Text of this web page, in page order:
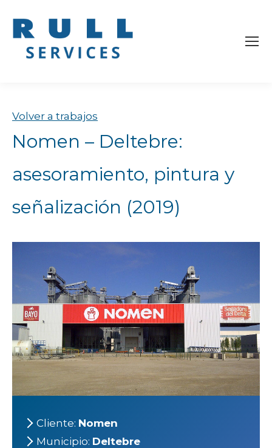
Volver a trabajos
Nomen – Deltebre:
asesoramiento, pintura y
señalización (2019)
Cliente: Nomen
Municipio: Deltebre